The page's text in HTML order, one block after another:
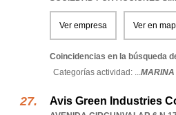
Ver empresa Ver en
Coincidencias en la búsqueda
Categorías actividad: ...
Avis Green Industries